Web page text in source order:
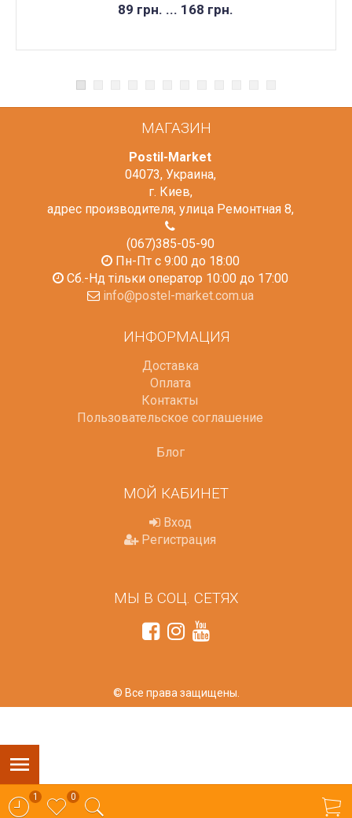
89 грн. ... 168 грн.
МАГАЗИН
Postil-Market
04073, Украина,
г. Киев,
адрес производителя, улица Ремонтная 8,
(067)385-05-90
Пн-Пт с 9:00 до 18:00
Сб.-Нд тільки оператор 10:00 до 17:00
info@postel-market.com.ua
ИНФОРМАЦИЯ
Доставка
Оплата
Контакты
Пользовательское соглашение
Блог
МОЙ КАБИНЕТ
Вход
Регистрация
МЫ В СОЦ. СЕТЯХ
© Все права защищены.
1 0